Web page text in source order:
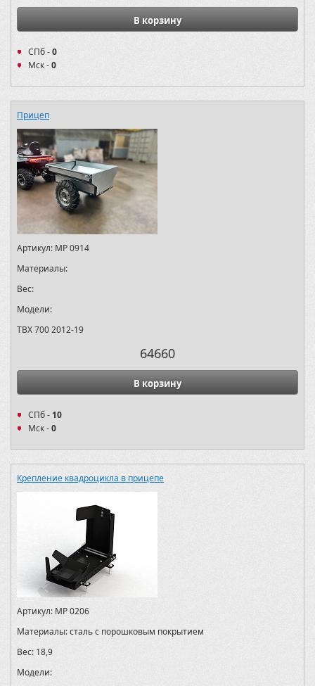
В корзину
СПб -0
Мск -0
Прицеп
Артикул: MP 0914
Материалы:
Вес:
Модели:
TBX 700 2012-19
64660
В корзину
СПб - 10
Мск -0
Крепление квадроцикла в прицепе
Артикул: MP 0206
Материалы:сталь с порошковым покрытием
Вес: 18,9
Модели: